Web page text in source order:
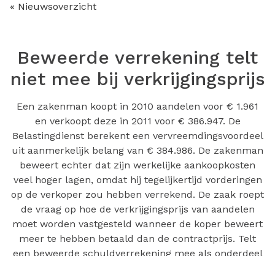
« Nieuwsoverzicht
Beweerde verrekening telt
niet mee bij verkrijgingsprijs
Een zakenman koopt in 2010 aandelen voor € 1.961
en verkoopt deze in 2011 voor € 386.947. De
Belastingdienst berekent een vervreemdingsvoordeel
uit aanmerkelijk belang van € 384.986. De zakenman
beweert echter dat zijn werkelijke aankoopkosten
veel hoger lagen, omdat hij tegelijkertijd vorderingen
op de verkoper zou hebben verrekend. De zaak roept
de vraag op hoe de verkrijgingsprijs van aandelen
moet worden vastgesteld wanneer de koper beweert
meer te hebben betaald dan de contractprijs. Telt
een beweerde schuldverrekening mee als onderdeel